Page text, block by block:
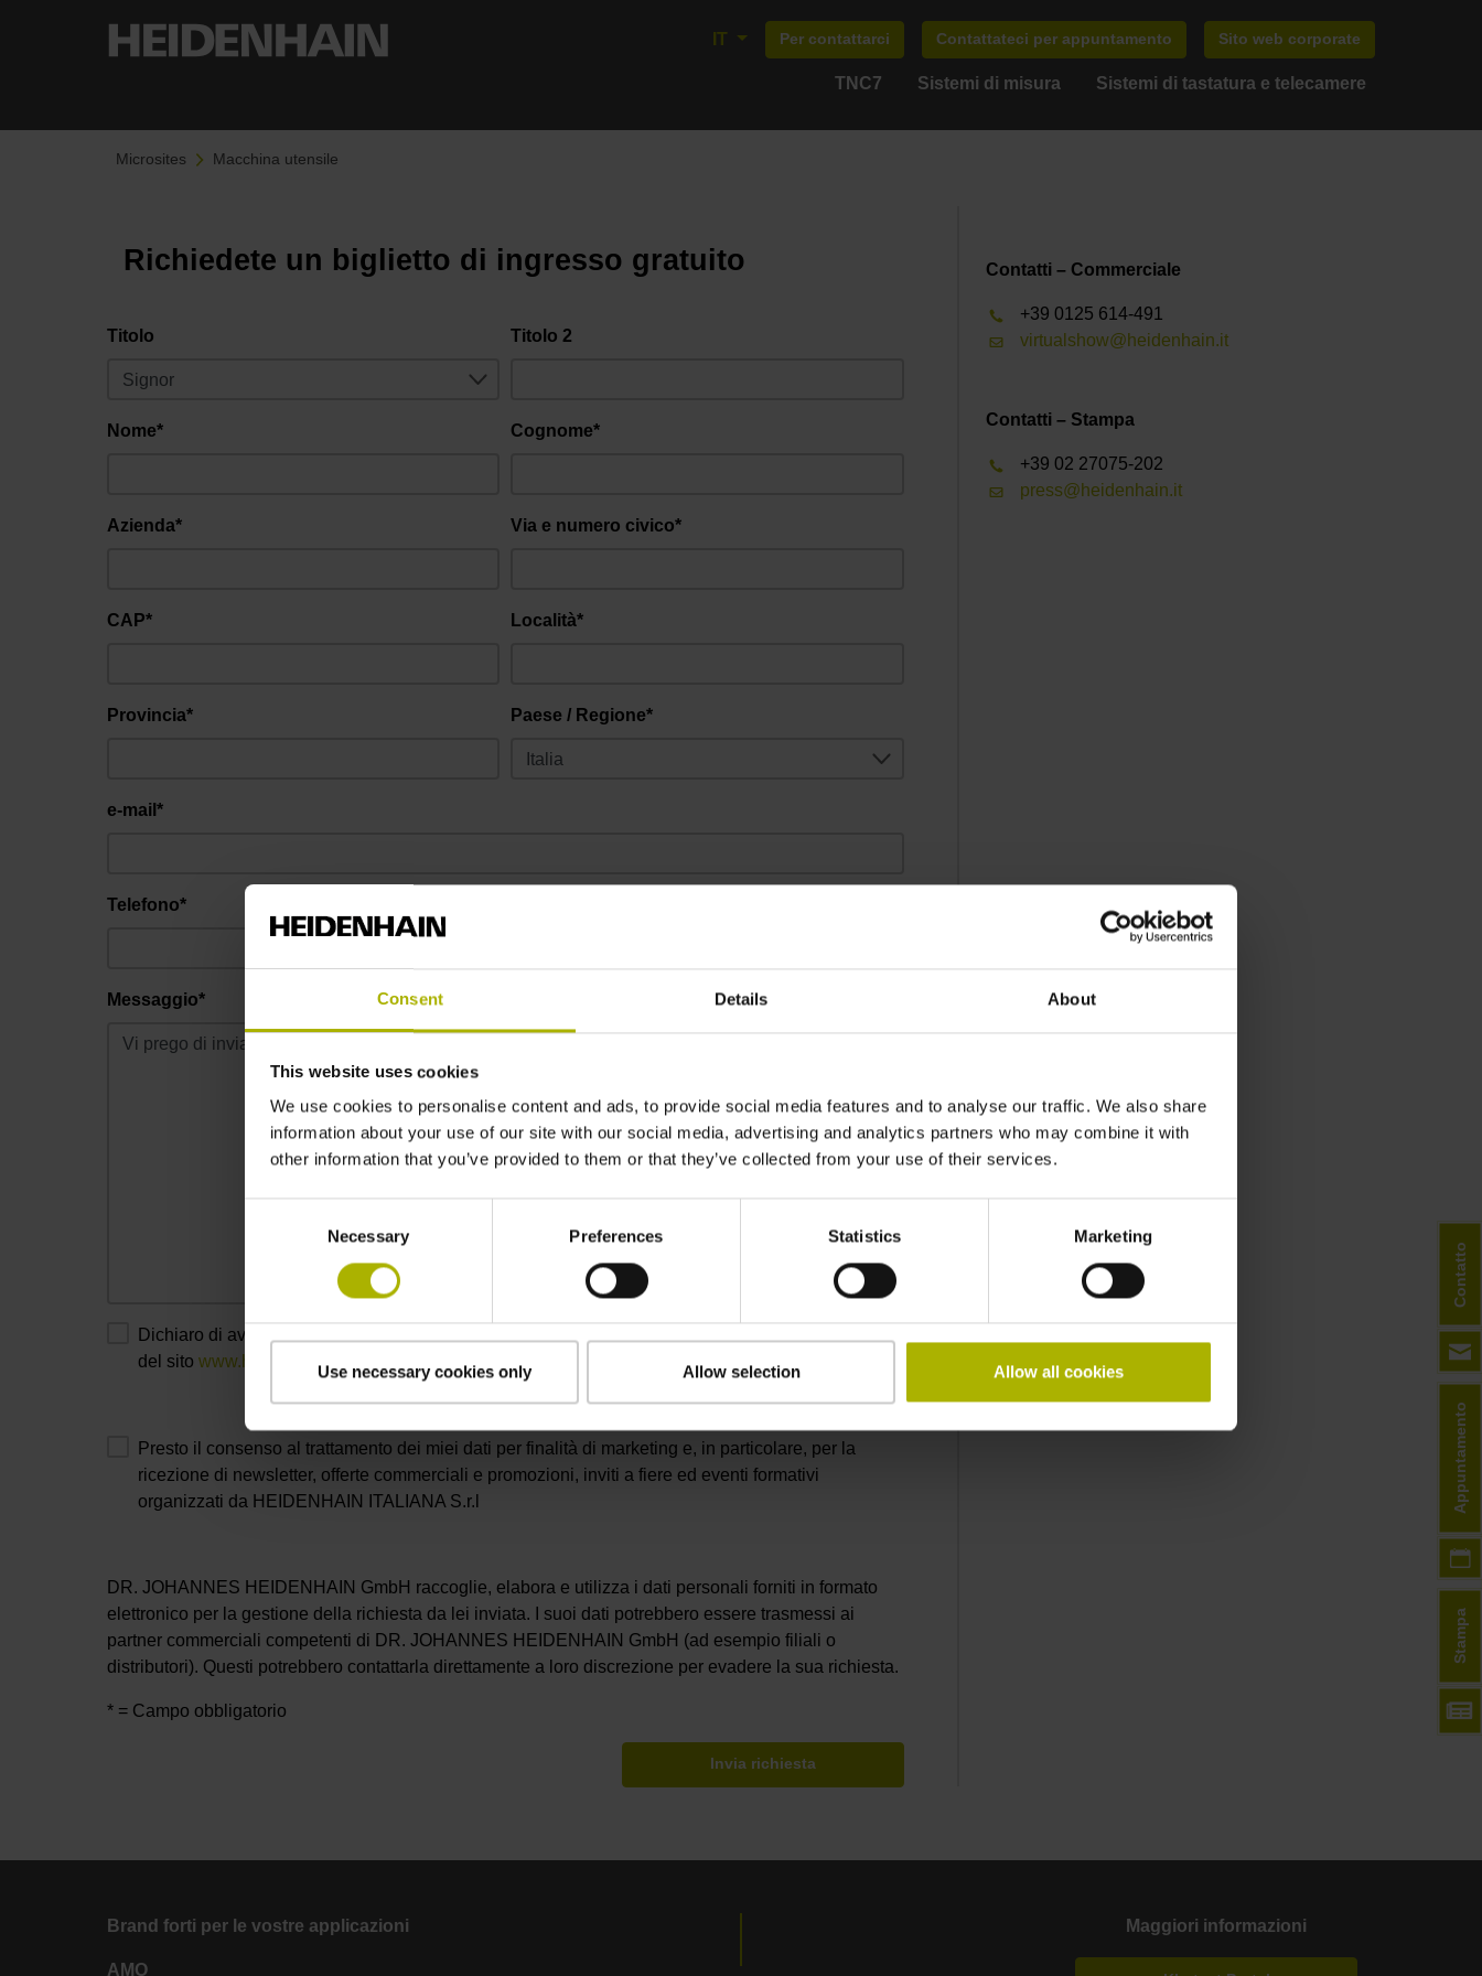
Consent Details About
This website uses cookies
We use cookies to personalise content and ads, to provide social media features and to analyse our traffic. We also share
information about your use of our site with our social media, advertising and analytics partners who may combine it with
other information that you’ve provided to them or that they’ve collected from your use of their services.
Necessary Preferences Statistics Marketing
Use necessary cookies only Allow selection Allow all cookies
IT Per contattarci Contattateci per appuntamento Sito web corporate
TNC7 Sistemi di misura Sistemi di tastatura e telecamere
Microsites Macchina utensile
Richiedete un biglietto di ingresso gratuito
Titolo Titolo 2
Nome* Cognome*
Azienda* Via e numero civico*
CAP* Località*
Provincia* Paese / Regione*
e-mail*
Telefono*
Messaggio*
Dichiaro di aver letto e di accettare quanto contenuto nella sezione Protezione dei dati personali
del sito www.heidenhain.it
Presto il consenso al trattamento dei miei dati per finalità di marketing e, in particolare, per la
ricezione di newsletter, offerte commerciali e promozioni, inviti a fiere ed eventi formativi
organizzati da HEIDENHAIN ITALIANA S.r.l
DR. JOHANNES HEIDENHAIN GmbH raccoglie, elabora e utilizza i dati personali forniti in formato
elettronico per la gestione della richiesta da lei inviata. I suoi dati potrebbero essere trasmessi ai
partner commerciali competenti di DR. JOHANNES HEIDENHAIN GmbH (ad esempio filiali o
distributori). Questi potrebbero contattarla direttamente a loro discrezione per evadere la sua richiesta.
* = Campo obbligatorio
Invia richiesta
Contatti – Commerciale
+39 0125 614-491
virtualshow@heidenhain.it
Contatti – Stampa
+39 02 27075-202
press@heidenhain.it
Brand forti per le vostre applicazioni
AMO
Maggiori informazioni
Stampa
Appuntamento
Contatto